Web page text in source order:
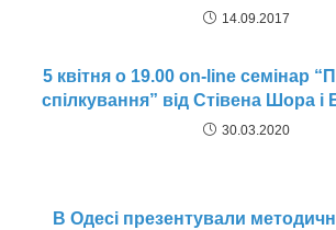
14.09.2017
5 квітня о 19.00 on-line семінар
спілкування” від Стівена Шора
30.03.2020
В Одесі презентували